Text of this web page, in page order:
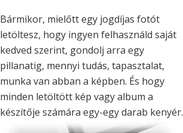
Bármikor, mielőtt egy jogdíjas fotót
letöltesz, hogy ingyen felhasználd saját
kedved szerint, gondolj arra egy
pillanatig, mennyi tudás, tapasztalat,
munka van abban a képben. És hogy
minden letöltött kép vagy album a
készítője számára egy-egy darab kenyér.